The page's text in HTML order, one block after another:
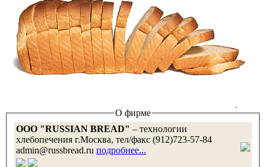
О фирме
OOO "RUSSIAN BREAD" – технологии
хлебопечения г.Москва, тел/факс (912)723-57-84
admin@russbread.ru подробнее...